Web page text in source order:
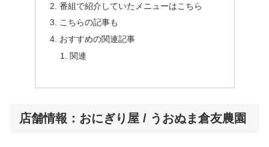
番組で紹介していたメニューはこちら
こちらの記事も
おすすめの関連記事
関連
店舗情報：おにぎり屋 / うおぬま倉友農園